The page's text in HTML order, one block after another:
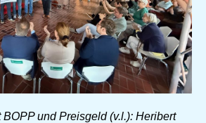
und Preisgeld (v.l.): Heribert